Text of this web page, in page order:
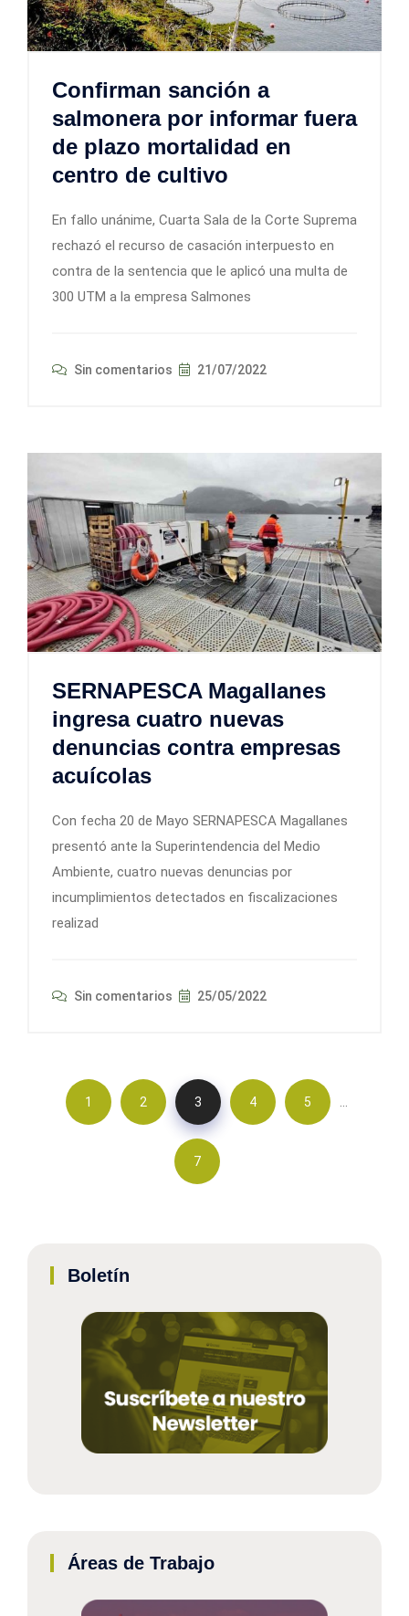
Confirman sanción a
salmonera por informar fuera
de plazo mortalidad en
centro de cultivo
En fallo unánime, Cuarta Sala de la Corte Suprema
rechazó el recurso de casación interpuesto en
contra de la sentencia que le aplicó una multa de
300 UTM a la empresa Salmones
Sin comentarios 21/07/2022
SERNAPESCA Magallanes
ingresa cuatro nuevas
denuncias contra empresas
acuícolas
Con fecha 20 de Mayo SERNAPESCA Magallanes
presentó ante la Superintendencia del Medio
Ambiente, cuatro nuevas denuncias por
incumplimientos detectados en fiscalizaciones
realizad
Sin comentarios 25/05/2022
1 2 3 4 5 …
7
Boletín
Áreas de Trabajo